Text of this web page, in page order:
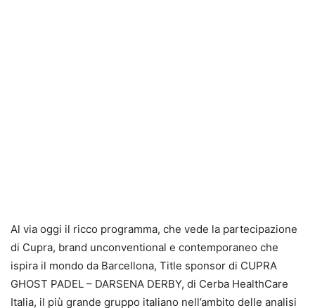
Al via oggi il ricco programma, che vede la partecipazione
di Cupra, brand unconventional e contemporaneo che
ispira il mondo da Barcellona, Title sponsor di CUPRA
GHOST PADEL – DARSENA DERBY, di Cerba HealthCare
Italia, il più grande gruppo italiano nell’ambito delle analisi